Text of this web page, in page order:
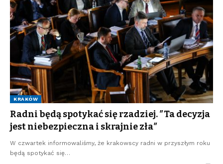
KRAKÓW
Radni będą spotykać się rzadziej. ″Ta decyzja
jest niebezpieczna i skrajnie zła″
W czwartek informowaliśmy, że krakowscy radni w przyszłym roku
będą spotykać się…